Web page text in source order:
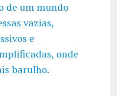
de um mundo
vazias,
e
onde
barulho.